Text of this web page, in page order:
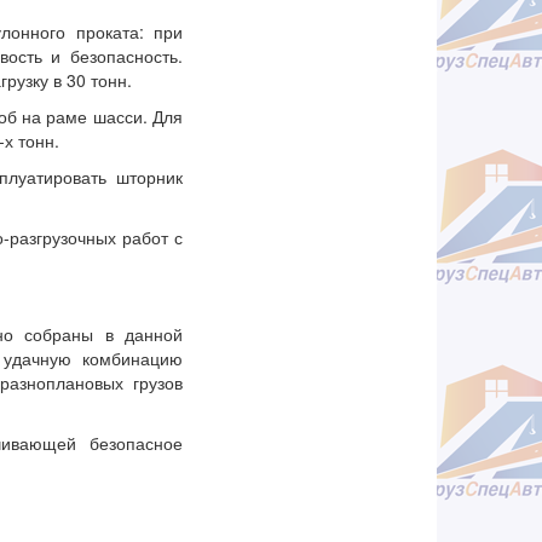
проката: при
и безопасность.
в 30 тонн.
на раме шасси. Для
тонн.
шторник
работ с
собраны в данной
комбинацию
грузов
безопасное